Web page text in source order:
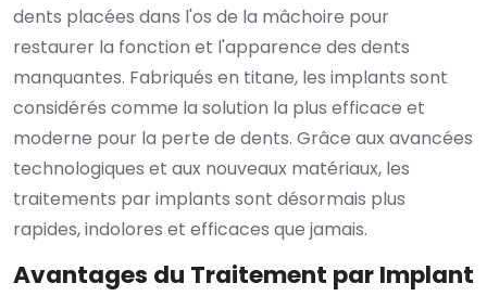
dents placées dans l'os de la mâchoire pour
restaurer la fonction et l'apparence des dents
manquantes. Fabriqués en titane, les implants sont
considérés comme la solution la plus efficace et
moderne pour la perte de dents. Grâce aux avancées
technologiques et aux nouveaux matériaux, les
traitements par implants sont désormais plus
rapides, indolores et efficaces que jamais.
Avantages du Traitement par Implant